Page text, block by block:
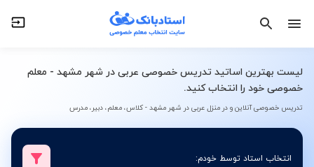
لیست بهترین اساتید تدریس خصوصی عربی در شهر مشهد - معلم
خصوصی خود را انتخاب کنید.
تدریس خصوصی آنلاین و در منزل عربی در شهر مشهد - کلاس، معلم، دبیر، مدرس
انتخاب استاد توسط خودم:
انتخاب درس